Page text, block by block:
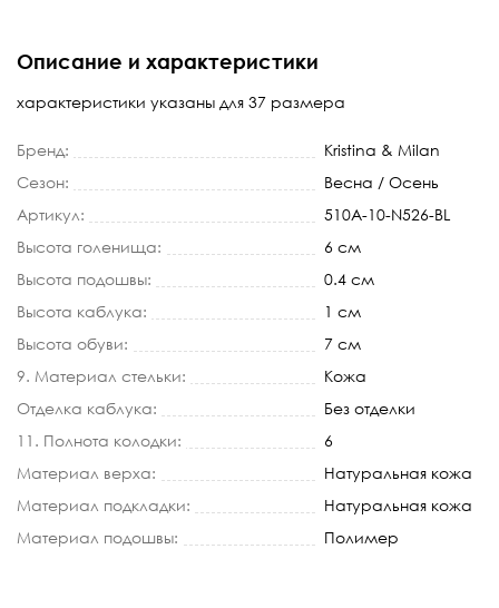
Описание и характеристики
характеристики указаны для 37 размера
Бренд:
Kristina & Milan
Сезон:
Весна / Осень
Артикул:
510A-10-N526-BL
Высота голенища:
6 см
Высота подошвы:
0.4 см
Высота каблука:
1 см
Высота обуви:
7 см
9. Материал стельки:
Кожа
Отделка каблука:
Без отделки
11. Полнота колодки:
6
Материал верха:
Натуральная кожа
Материал подкладки:
Натуральная кожа
Материал подошвы:
Полимер